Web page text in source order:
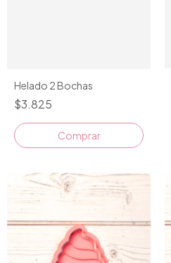
Helado 2 Bochas
$3.825
Comprar